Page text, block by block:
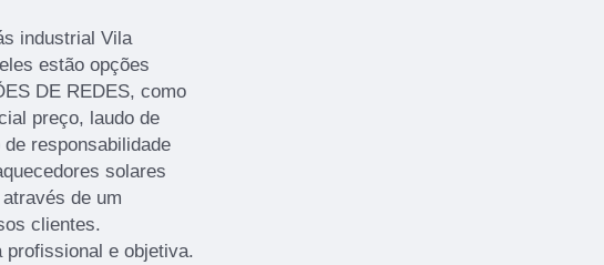
industrial Vila
estão opções
DE REDES, como
preço, laudo de
responsabilidade
solares
de um
clientes.
profissional e objetiva.